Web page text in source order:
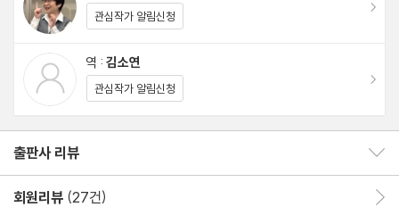
관심작가 알림신청
역 : 김소연
관심작가 알림신청
출판사 리뷰
회원리뷰 (27건)